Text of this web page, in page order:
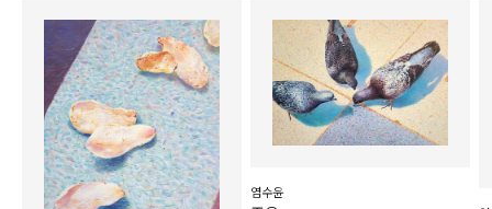
염수윤